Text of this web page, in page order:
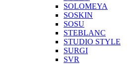
SOLOMEYA
SOSKIN
SOSU
STEBLANC
STUDIO STYLE
SURGI
SVR